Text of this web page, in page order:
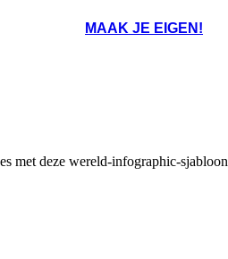
MAAK JE EIGEN!
met deze wereld-infographic-sjabloon